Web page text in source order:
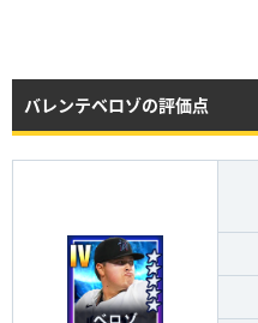
バレンテベロゾの評価点